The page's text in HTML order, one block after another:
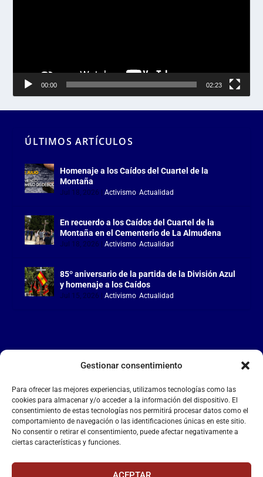
Gestionar consentimiento
Para ofrecer las mejores experiencias, utilizamos tecnologías como las
cookies para almacenar y/o acceder a la información del dispositivo. El
consentimiento de estas tecnologías nos permitirá procesar datos como el
comportamiento de navegación o las identificaciones únicas en este sitio.
No consentir o retirar el consentimiento, puede afectar negativamente a
ciertas características y funciones.
00:00 02:23
ÚLTIMOS ARTÍCULOS
Homenaje a los Caídos del Cuartel de la
Montaña
Jul 18, 2026 |Activismo,Actualidad
En recuerdo a los Caídos del Cuartel de la
Montaña en el Cementerio de La Almudena
Jul 18, 2026 |Activismo,Actualidad
85º aniversario de la partida de la División Azul
y homenaje a los Caídos
Jul 15, 2026 |Activismo,Actualidad
LA FALANGE
Reproductor
de
vídeo